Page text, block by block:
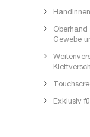
Gewebe
Exklusiv